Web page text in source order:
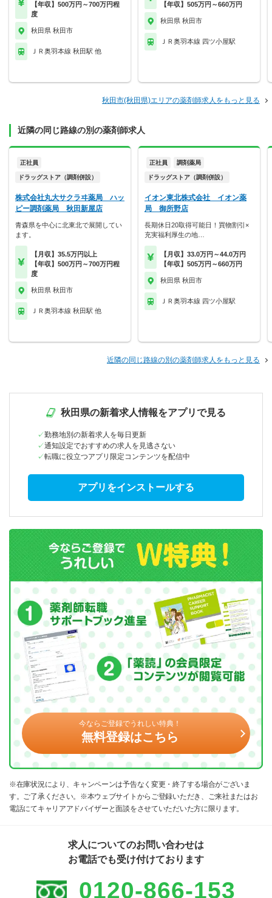
【年収】500万円～700万円程
度
秋田県 秋田市
ＪＲ奥羽本線 秋田駅 他
【年収】505万円～660万円
秋田県 秋田市
ＪＲ奥羽本線 四ツ小屋駅
秋田市(秋田県)エリアの薬剤師求人をもっと見る
近隣の同じ路線の別の薬剤師求人
正社員
ドラッグストア（調剤併設）
株式会社丸大サクラヰ薬局 ハッ
ピー調剤薬局 秋田新屋店
青森県を中心に北東北で展開してい
ます。
【月収】35.5万円以上
【年収】500万円～700万円程
度
秋田県 秋田市
ＪＲ奥羽本線 秋田駅 他
正社員 調剤薬局
ドラッグストア（調剤併設）
イオン東北株式会社 イオン薬
局 御所野店
長期休日20取得可能日！買物割引×
充実福利厚生の地…
【月収】33.0万円～44.0万円
【年収】505万円～660万円
秋田県 秋田市
ＪＲ奥羽本線 四ツ小屋駅
近隣の同じ路線の別の薬剤師求人をもっと見る
秋田県の新着求人情報をアプリで見る
勤務地別の新着求人を毎日更新
通知設定でおすすめの求人を見逃さない
転職に役立つアプリ限定コンテンツを配信中
アプリをインストールする
今ならご登録でうれしい特典！
無料登録はこちら
※在庫状況により、キャンペーンは予告なく変更・終了する場合がございま
す。ご了承ください。※本ウェブサイトからご登録いただき、ご来社またはお
電話にてキャリアアドバイザーと面談をさせていただいた方に限ります。
求人についてのお問い合わせは
お電話でも受け付けております
0120-866-153